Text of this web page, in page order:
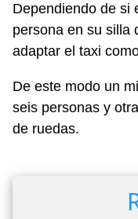
Dependiendo de si
persona en su silla
adaptar el taxi
De este modo un
seis personas y
de ruedas.